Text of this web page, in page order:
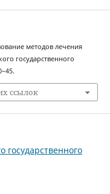
методов лечения
государственного
ссылок
государственного